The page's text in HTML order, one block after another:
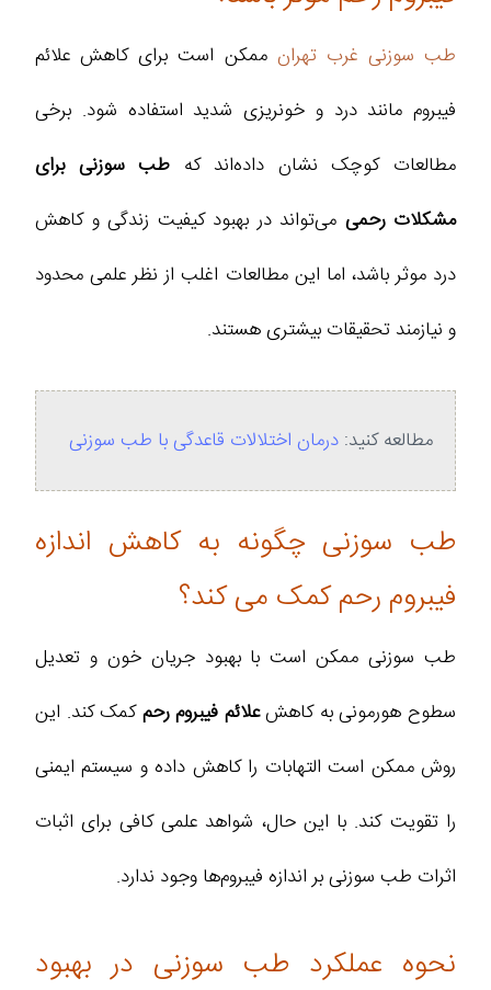
طب سوزنی غرب تهران ممکن است برای کاهش علائم
فیبروم مانند درد و خونریزی شدید استفاده شود. برخی
مطالعات کوچک نشان داده‌اند که طب سوزنی برای
مشکلات رحمی می‌تواند در بهبود کیفیت زندگی و کاهش
درد موثر باشد، اما این مطالعات اغلب از نظر علمی محدود
و نیازمند تحقیقات بیشتری هستند.
مطالعه کنید: درمان اختلالات قاعدگی با طب سوزنی
طب سوزنی چگونه به کاهش اندازه
فیبروم‌ رحم کمک می‌ کند؟
طب سوزنی ممکن است با بهبود جریان خون و تعدیل
سطوح هورمونی به کاهشعلائم فیبروم رحمکمک کند. این
روش ممکن است التهابات را کاهش داده و سیستم ایمنی
را تقویت کند. با این حال، شواهد علمی کافی برای اثبات
اثرات طب سوزنی بر اندازه فیبروم‌ها وجود ندارد.
نحوه عملکرد طب سوزنی در بهبود